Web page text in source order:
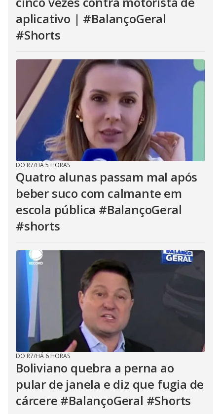
aplicativo | #BalançoGeral
#Shorts
DO R7/HÁ 5 HORAS
Quatro alunas passam mal após
beber suco com calmante em
escola pública #BalançoGeral
#shorts
DO R7/HÁ 6 HORAS
Boliviano quebra a perna ao
pular de janela e diz que fugia de
cárcere #BalançoGeral #Shorts